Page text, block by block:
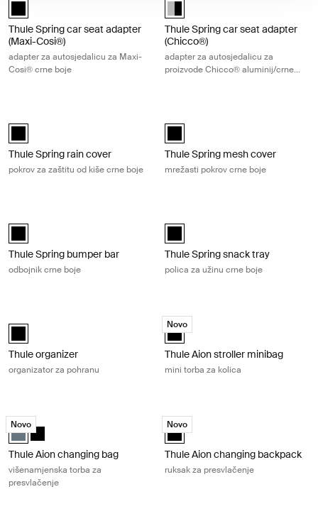
Thule Spring car seat adapter
(Maxi-Cosi®)
adapter za autosjedalicu za Maxi-
Cosi® crne boje
Thule Spring car seat adapter
(Chicco®)
adapter za autosjedalicu za
proizvode Chicco® aluminij/crne
Thule Spring rain cover Crna (selected)
Thule Spring rain cover
pokrov za zaštitu od kiše crne boje
Thule Spring mesh cover Crna
Thule Spring mesh cover
mrežasti pokrov crne boje
Thule Spring bumper bar Crna (selected)
Thule Spring bumper bar
odbojnik crne boje
Thule Spring snack tray Crna
Thule Spring snack tray
polica za užinu crne boje
Thule organizer organizator za pohranu Black
Thule organizer Crna (selected)
Thule organizer
organizator za pohranu
Thule Aion stroller minibag mini
Novo
Thule Aion stroller minibag Crna
Thule Aion stroller minibag
mini torba za kolica
Thule Aion changing bag višenamjenska torba za presvlačenje Dark
Novo
Thule Aion changing bag Tamno siva (selected)
Thule Aion changing bag Crna
Thule Aion changing bag
višenamjenska torba za
presvlačenje
Thule Aion changing backpack
Novo
Thule Aion changing backpack
Thule Aion changing backpack
ruksak za presvlačenje